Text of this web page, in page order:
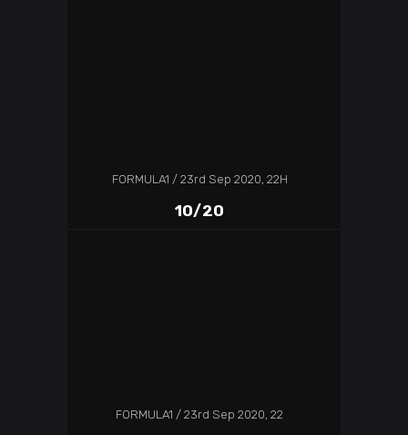
FORMULA1 23rd Sep 2020, 22H
10/20
FORMULA1 23rd Sep 2020, 22